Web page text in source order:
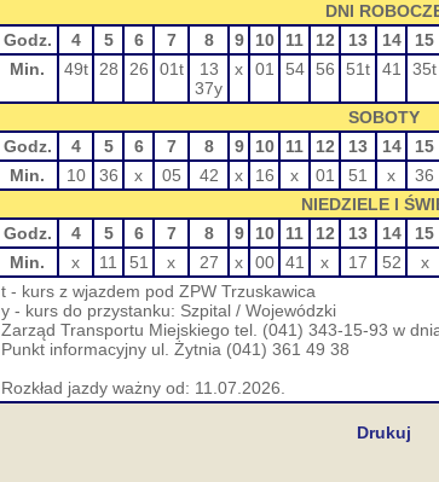
DNI
Godz.
4 5 6 7 8 9 10 11 12 13 14 15
Min.
49t 28 26 01t
13
37y
x 01 54 56 51t 41 35t
SOBOTY
Godz.
4 5 6 7 8 9 10 11 12 13 14 15
Min.
10 36 x 05 42 x 16 x 01 51 x 36
NIEDZIELE I
Godz.
4 5 6 7 8 9 10 11 12 13 14 15
Min.
x 11 51 x 27 x 00 41 x 17 52 x
t - kurs z wjazdem pod ZPW Trzuskawica
y - kurs do przystanku: Szpital / Wojewódzki
Zarząd Transportu Miejskiego tel. (041) 343-15-93 w
Punkt informacyjny ul. Żytnia (041) 361 49 38
Rozkład jazdy ważny od: 11.07.2026.
Drukuj